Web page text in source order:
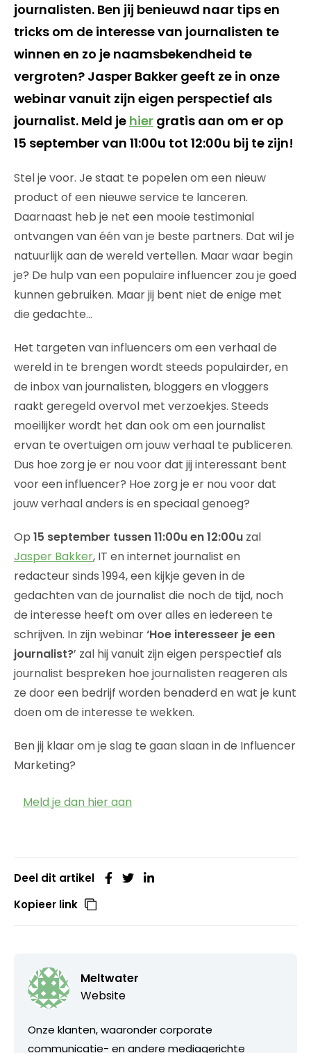
journalisten. Ben jij benieuwd naar tips en
tricks om de interesse van journalisten te
winnen en zo je naamsbekendheid te
vergroten? Jasper Bakker geeft ze in onze
webinar vanuit zijn eigen perspectief als
journalist. Meld je hier gratis aan om er op
15 september van 11:00u tot 12:00u bij te zijn!
Stel je voor. Je staat te popelen om een nieuw
product of een nieuwe service te lanceren.
Daarnaast heb je net een mooie testimonial
ontvangen van één van je beste partners. Dat wil je
natuurlijk aan de wereld vertellen. Maar waar begin
je? De hulp van een populaire influencer zou je goed
kunnen gebruiken. Maar jij bent niet de enige met
die gedachte…
Het targeten van influencers om een verhaal de
wereld in te brengen wordt steeds populairder, en
de inbox van journalisten, bloggers en vloggers
raakt geregeld overvol met verzoekjes. Steeds
moeilijker wordt het dan ook om een journalist
ervan te overtuigen om jouw verhaal te publiceren.
Dus hoe zorg je er nou voor dat jij interessant bent
voor een influencer? Hoe zorg je er nou voor dat
jouw verhaal anders is en speciaal genoeg?
Op 15 september tussen 11:00u en 12:00u zal
Jasper Bakker, IT en internet journalist en
redacteur sinds 1994, een kijkje geven in de
gedachten van de journalist die noch de tijd, noch
de interesse heeft om over alles en iedereen te
schrijven. In zijn webinar‘Hoe interesseer je een
journalist?’ zal hij vanuit zijn eigen perspectief als
journalist bespreken hoe journalisten reageren als
ze door een bedrijf worden benaderd en wat je kunt
doen om de interesse te wekken.
Ben jij klaar om je slag te gaan slaan in de Influencer
Marketing?
Meld je dan hier aan
Deel dit artikel
Kopieer link
Meltwater
Website
Onze klanten, waaronder corporate
communicatie- en andere mediagerichte